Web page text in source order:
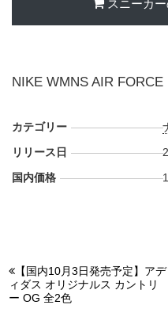
スニーカ
NIKE WMNS AIR FORCE
カテゴリー
リリース日
国内価格
【国内10月3日発売予定】アデ
ィダス オリジナルス カントリ
ー OG 全2色